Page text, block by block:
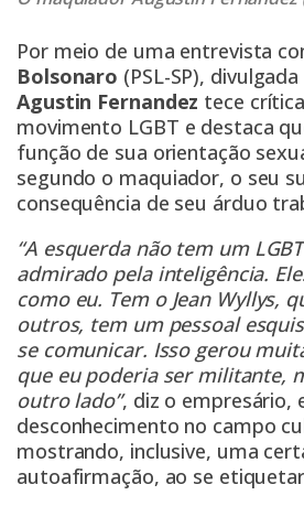
Por meio de uma entrevista
Bolsonaro (PSL-SP),
Agustin Fernandez tece
movimento LGBT e destaca
função de sua orientação
segundo o maquiador, o seu
consequência de seu árduo
“A esquerda não tem um
admirado pela inteligência.
como eu. Tem o Jean Wyllys,
outros, tem um pessoal
se comunicar. Isso gerou
que eu poderia ser militante,
outro lado”, diz o empresário,
desconhecimento no campo
mostrando, inclusive, uma
autoafirmação, ao se